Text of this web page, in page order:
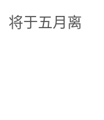
将于五月离